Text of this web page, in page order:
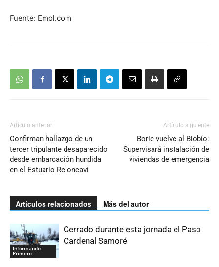
Fuente: Emol.com
Artículo anterior
Confirman hallazgo de un
tercer tripulante desaparecido
desde embarcación hundida
en el Estuario Reloncaví
Artículo siguiente
Boric vuelve al Biobío:
Supervisará instalación de
viviendas de emergencia
Artículos relacionados Más del autor
Informando
Primero
Cerrado durante esta jornada el Paso
Cardenal Samoré